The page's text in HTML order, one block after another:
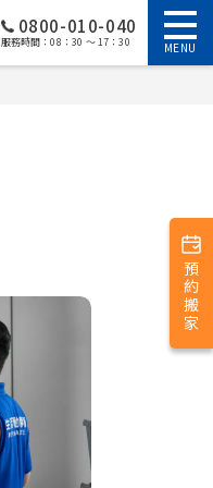
預約搬家
0800-010-040
服務時間：08：30 ～ 17：30 MENU